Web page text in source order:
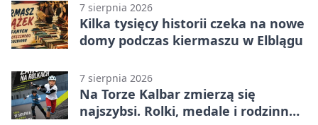
7 sierpnia 2026
Kilka tysięcy historii czeka na nowe
domy podczas kiermaszu w Elblągu
7 sierpnia 2026
Na Torze Kalbar zmierzą się
najszybsi. Rolki, medale i rodzinna